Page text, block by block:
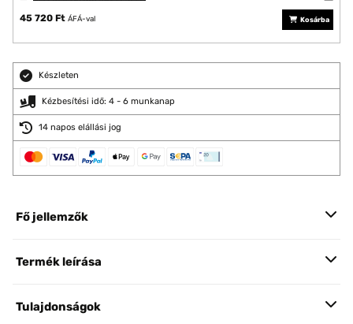
45 720 Ft ÁFÁ-val Kosárba
Készleten
Kézbesítési idő: 4 - 6 munkanap
14 napos elállási jog
Fő jellemzők
Termék leírása
Tulajdonságok